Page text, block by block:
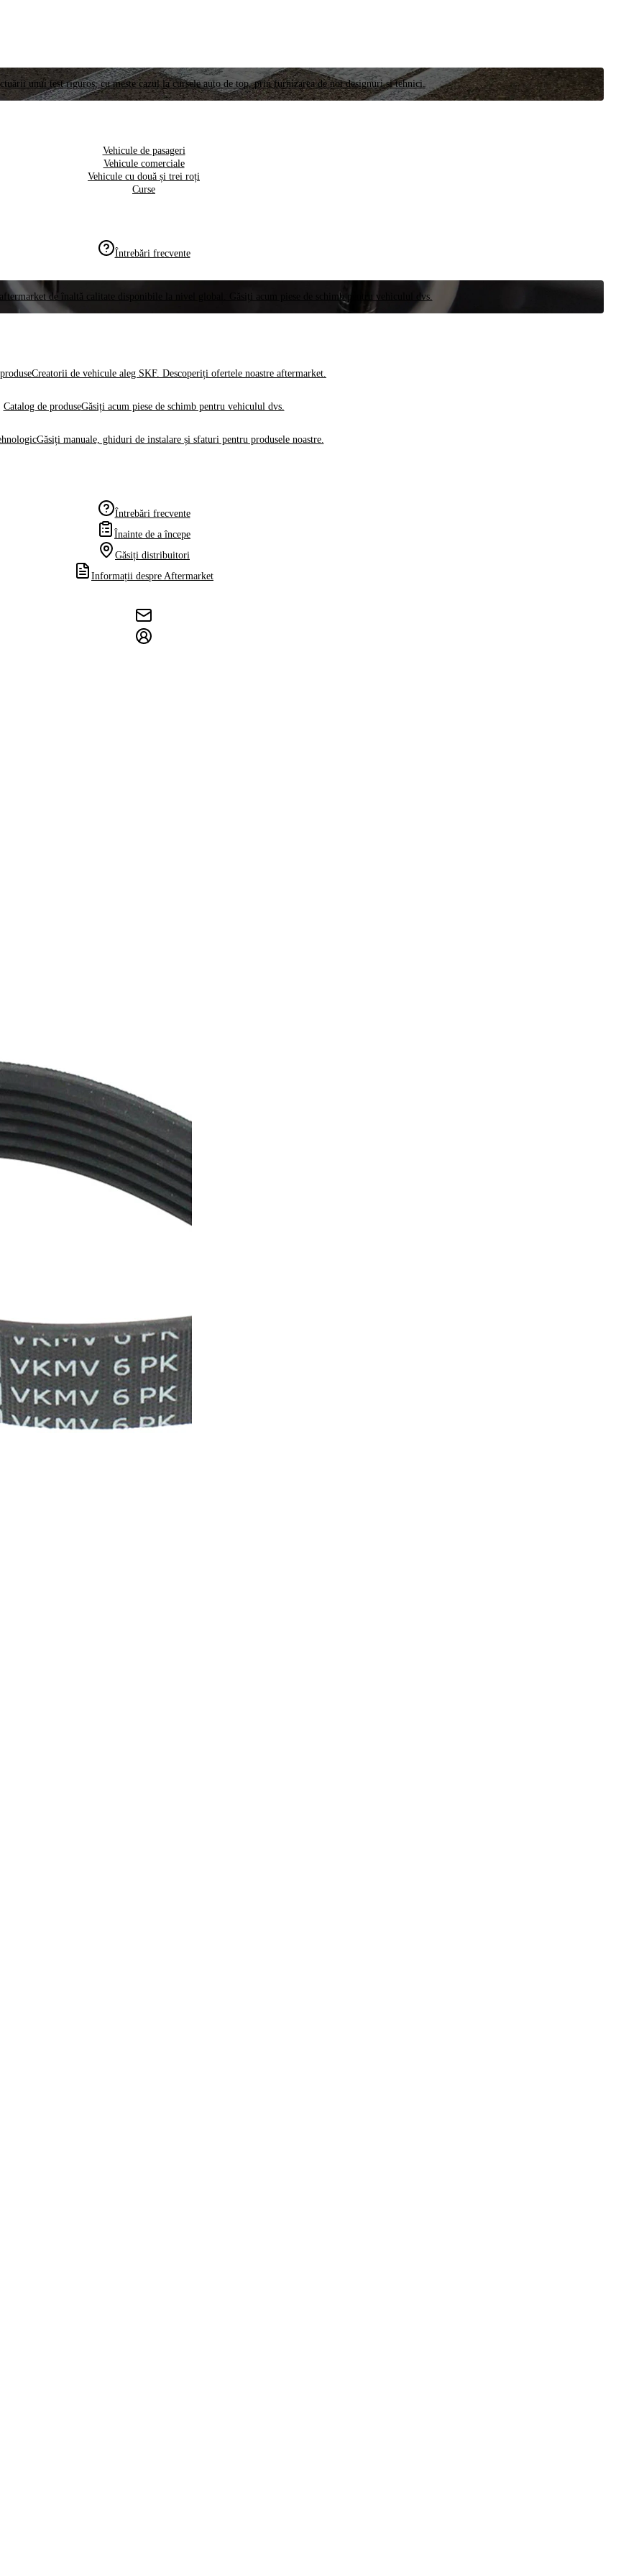
unui test riguros, cu meste cazul la cursele auto de top, prin furnizarea de noi designuri și tehnici.
Vehicule de pasageri
Vehicule comerciale
Vehicule cu două și trei roți
Curse
Întrebări frecvente
de înaltă calitate disponibile la nivel global. Găsiți acum piese de schimb pentru vehiculul dvs.
Creatorii de vehicule aleg SKF. Descoperiți ofertele noastre aftermarket.
Catalog de produseGăsiți acum piese de schimb pentru vehiculul dvs.
Găsiți manuale, ghiduri de instalare și sfaturi pentru produsele noastre.
Întrebări frecvente
Înainte de a începe
Găsiți distribuitori
Informații despre Aftermarket